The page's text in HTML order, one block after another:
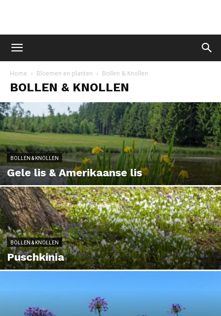
Home Bloemen en planten Bollen & Knollen
BOLLEN & KNOLLEN
BOLLEN & KNOLLEN
Gele lis & Amerikaanse lis
BOLLEN & KNOLLEN
Puschkinia